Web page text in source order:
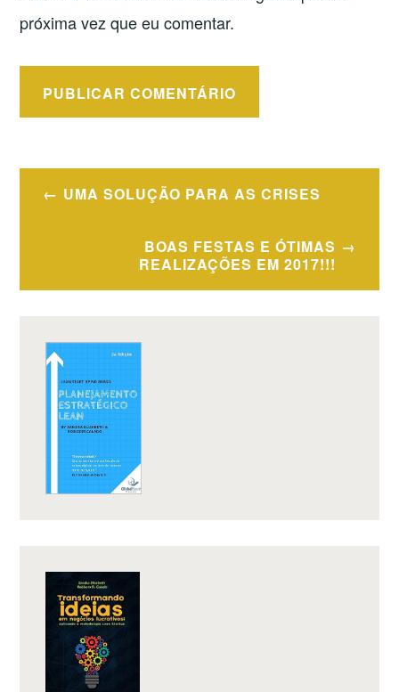
próxima vez que eu comentar.
Navegação
UMA SOLUÇÃO PARA AS CRISES
BOAS FESTAS E ÓTIMAS
REALIZAÇÕES EM 2017!!!